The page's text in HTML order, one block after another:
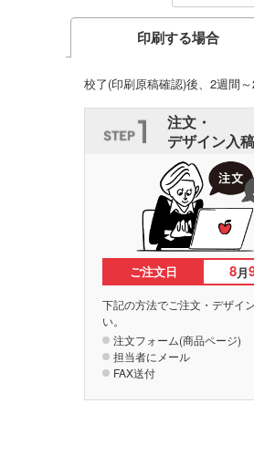
印刷する場合
校了(印刷原稿確認)後、2週間
注文・
デザイン入稿
ご注文日 8月
下記の方法でご注文・デザイ
い。
注文フォーム(商品ページ)
担当者にメール
FAX送付